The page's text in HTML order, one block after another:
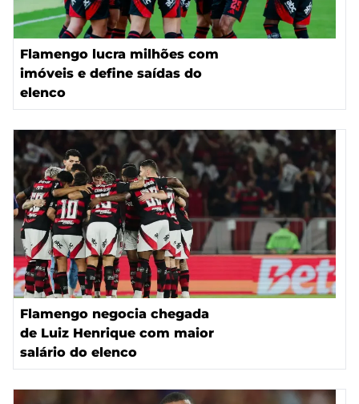
Flamengo lucra milhões com
imóveis e define saídas do
elenco
Flamengo negocia chegada
de Luiz Henrique com maior
salário do elenco